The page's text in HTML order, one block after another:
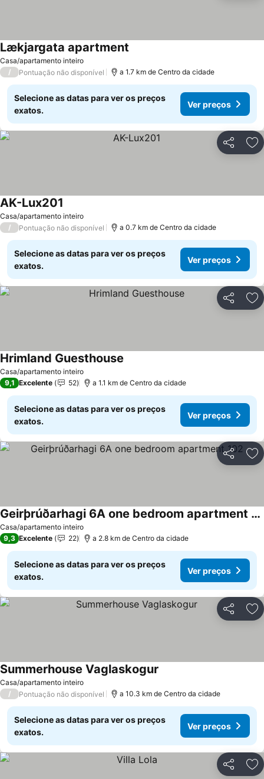
Casa/apartamento inteiro
Lækjargata apartment
/ Pontuação não disponível a 1.7 km de Centro da cidade
Selecione as datas para ver os preços
exatos.
Ver preços
Partilhar
Casa/apartamento inteiro
AK-Lux201
/ Pontuação não disponível a 0.7 km de Centro da cidade
Selecione as datas para ver os preços
exatos.
Ver preços
Partilhar
Casa/apartamento inteiro
Hrimland Guesthouse
9,1 Excelente 52 a 1.1 km de Centro da cidade
Selecione as datas para ver os preços
exatos.
Ver preços
Partilhar
Casa/apartamento inteiro
Geirþrúðarhagi 6A one bedroom apartment 102
9,3 Excelente 22 a 2.8 km de Centro da cidade
Selecione as datas para ver os preços
exatos.
Ver preços
Partilhar
Casa/apartamento inteiro
Summerhouse Vaglaskogur
/ Pontuação não disponível a 10.3 km de Centro da cidade
Selecione as datas para ver os preços
exatos.
Ver preços
Partilhar